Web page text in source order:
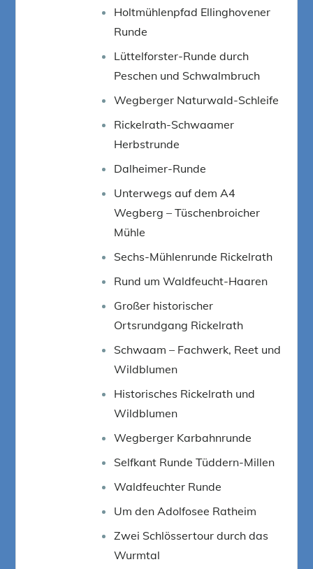
Holtmühlenpfad Ellinghovener
Runde
Lüttelforster-Runde durch
Peschen und Schwalmbruch
Wegberger Naturwald-Schleife
Rickelrath-Schwaamer
Herbstrunde
Dalheimer-Runde
Unterwegs auf dem A4
Wegberg – Tüschenbroicher
Mühle
Sechs-Mühlenrunde Rickelrath
Rund um Waldfeucht-Haaren
Großer historischer
Ortsrundgang Rickelrath
Schwaam – Fachwerk, Reet und
Wildblumen
Historisches Rickelrath und
Wildblumen
Wegberger Karbahnrunde
Selfkant Runde Tüddern-Millen
Waldfeuchter Runde
Um den Adolfosee Ratheim
Zwei Schlössertour durch das
Wurmtal